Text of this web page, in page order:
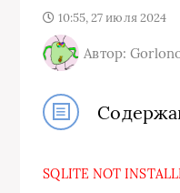
10:55, 27 июля 2024
Автор:
SQLITE NOT